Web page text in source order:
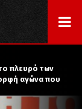
πλευρό των
αγώνα που